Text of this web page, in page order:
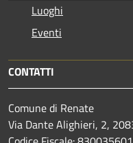
Luoghi
Eventi
CONTATTI
Comune di Renate
Via Dante Alighieri, 2,